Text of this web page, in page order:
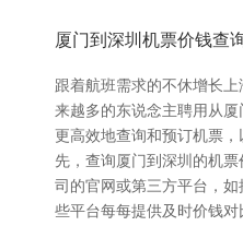
厦门到深圳机票价钱查
跟着航班需求的不休增长
来越多的东说念主聘用从
更高效地查询和预订机票
先，查询厦门到深圳的机
司的官网或第三方平台，
些平台每每提供及时价钱